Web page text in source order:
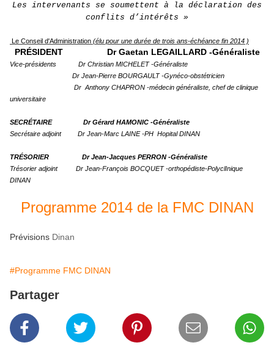
Les intervenants se soumettent à la déclaration des
conflits d’intérêts »
Le Conseil d'Administration (élu pour une durée de trois ans-échéance fin 2014 )
PRÉSIDENT Dr Gaetan LEGAILLARD -Généraliste
Vice-présidents Dr Christian MICHELET -Généraliste
Dr Jean-Pierre BOURGAULT -Gynéco-obstétricien
Dr Anthony CHAPRON -médecin généraliste, chef de clinique
universitaire
SECRÉTAIRE Dr Gérard HAMONIC -Généraliste
Secrétaire adjoint Dr Jean-Marc LAINE -PH Hopital DINAN
TRÉSORIER Dr Jean-Jacques PERRON -Généraliste
Trésorier adjoint Dr Jean-François BOCQUET -orthopédiste-PolyclInique
DINAN
Programme 2014 de la FMC DINAN
Prévisions Dinan
#Programme FMC DINAN
Partager